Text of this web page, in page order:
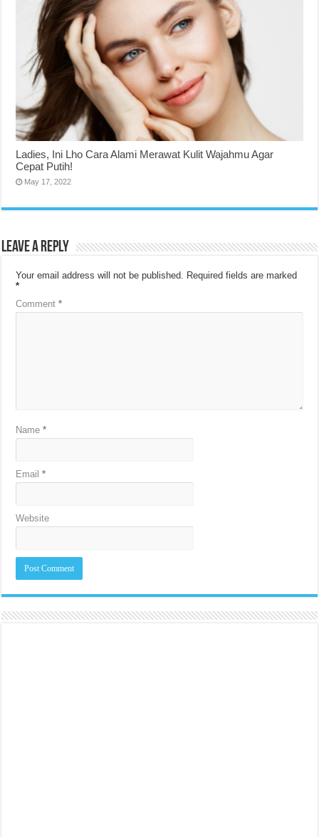
Ladies, Ini Lho Cara Alami Merawat Kulit Wajahmu Agar
Cepat Putih!
May 17, 2022
Leave a Reply
Your email address will not be published. Required fields are marked
*
Comment*
Name*
Email*
Website